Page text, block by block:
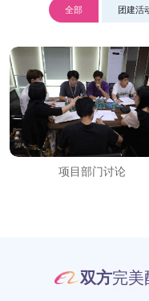
全部 团建活
项目部门讨论
双方完美